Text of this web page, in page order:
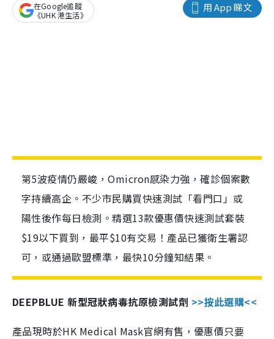
用 App 睇文
在Google追蹤
《UHK 港生活》
第5波疫情仍嚴峻，Omicron感染力強，確診個案數
字持續高企。不少市民購買快速測試「看門口」或
陽性後作每日檢測。精選13款優惠價快速測試套裝
$19以下買到，最平$10有交易！產品已獲衛生署認
可，或通過歐盟標準，最快10分鐘知結果。
DEEPBLUE 新型冠狀病毒抗原檢測試劑 >>按此選購<<
產品現時於HK Medical Mask官網有售，優惠價只要